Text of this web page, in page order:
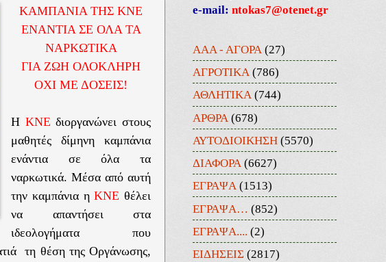
ΚΑΜΠΑΝΙΑ ΤΗΣ ΚΝΕ
ΕΝΑΝΤΙΑ ΣΕ ΟΛΑ ΤΑ
ΝΑΡΚΩΤΙΚΑ
ΓΙΑ ΖΩΗ ΟΛΟΚΛΗΡΗ
ΟΧΙ ΜΕ ΔΟΣΕΙΣ!
Η ΚΝΕ διοργανώνει στους
μαθητέςδίμηνη καμπάνια
ενάντια σε όλα τα
ναρκωτικά. Μέσα από αυτή
την καμπάνια ηΚΝΕ θέλει
να απαντήσει στα
ιδεολογήματα που
τη θέση της Οργάνωσης,
e-mail: ntokas7@otenet.gr
ΑΑΑ - ΑΓΟΡΑ (27)
ΑΓΡΟΤΙΚΑ (786)
ΑΘΛΗΤΙΚΑ (744)
ΑΡΘΡΑ (678)
ΑΥΤΟΔΙΟΙΚΗΣΗ (5570)
ΔΙΑΦΟΡΑ (6627)
ΕΓΡΑΨΑ (1513)
ΕΓΡΑΨΑ… (852)
ΕΓΡΑΨΑ.... (2)
ΕΙΔΗΣΕΙΣ (2817)